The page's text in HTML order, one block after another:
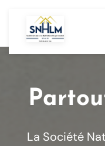
La Société